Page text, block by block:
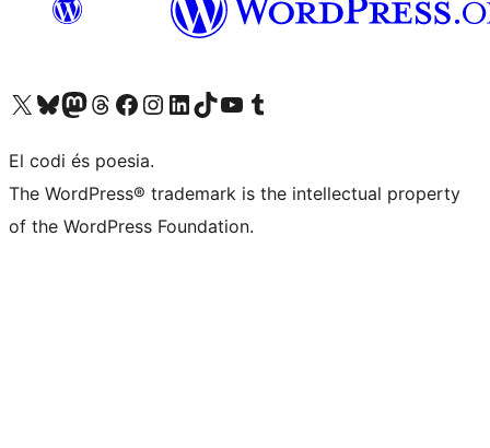
Visiteu el nostre compte X (abans Twitter)
Visiteu el nostre compte de Bluesky
Visiteu el nostre compte al Mastodon
Visiteu el nostre compte de Threads
Visiteu la nostra pàgina al Facebook
Visiteu el nostre compte d'Instagram
Visiteu el nostre compte de LinkedIn
Visiteu el nostre compte de TikTok
Visiteu el nostre canal al YouTube
Visiteu el nostre compte de Tumblr
El codi és poesia.
The WordPress® trademark is the intellectual property
of the WordPress Foundation.